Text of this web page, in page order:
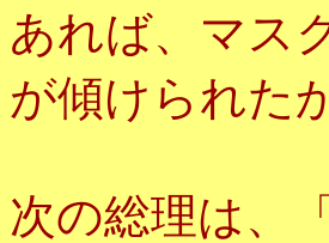
あれば、マス
が傾けられた
次の総理は、